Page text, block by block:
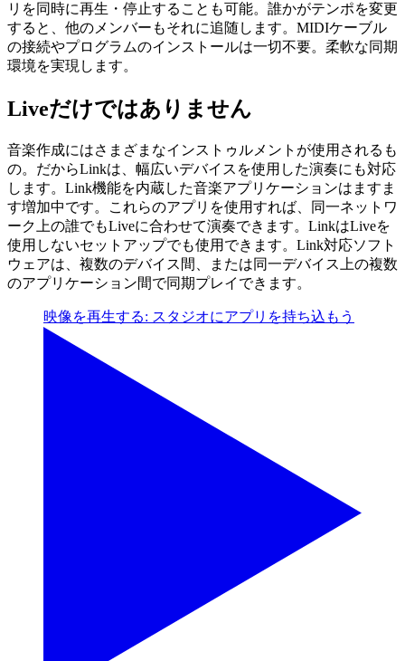
リを同時に再生・停止することも可能。誰かがテンポを変更
すると、他のメンバーもそれに追随します。MIDIケーブル
の接続やプログラムのインストールは一切不要。柔軟な同期
環境を実現します。
Liveだけではありません
音楽作成にはさまざまなインストゥルメントが使用されるも
の。だからLinkは、幅広いデバイスを使用した演奏にも対応
します。Link機能を内蔵した音楽アプリケーションはますま
す増加中です。これらのアプリを使用すれば、同一ネットワ
ーク上の誰でもLiveに合わせて演奏できます。LinkはLiveを
使用しないセットアップでも使用できます。Link対応ソフト
ウェアは、複数のデバイス間、または同一デバイス上の複数
のアプリケーション間で同期プレイできます。
映像を再生する: スタジオにアプリを持ち込もう